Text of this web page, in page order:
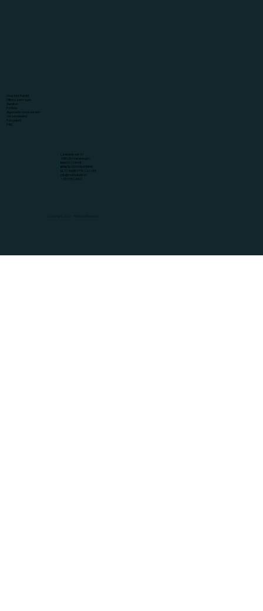
Over Met Babett
Offerte aanvragen
Algemene voorwaarden
Verzendbeleid
Fotogalerij
FAQ
Lansinkstraat 47
7481JN Haaksbergen
KVK
96291648
BTWNL005199688B46
NL72 KNAB 0776 2321 85
info@metbabett.nl
+ 31 613523697